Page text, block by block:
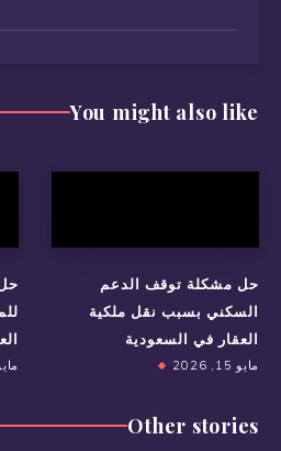
You might also like
مايو 16,
حل مشكلة توقف الدعم
السكني بسبب نقل ملكية
العقار في السعودية
مايو 15, 2026
Other stories